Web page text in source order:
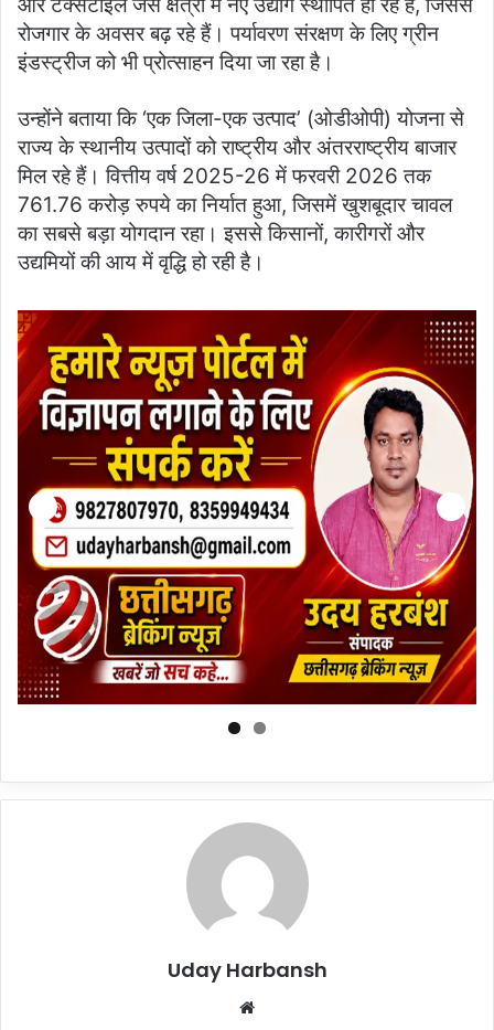
रोजगार के अवसर बढ़ रहे हैं। पर्यावरण संरक्षण के लिए ग्रीन
इंडस्ट्रीज को भी प्रोत्साहन दिया जा रहा है।
उन्होंने बताया कि ‘एक जिला-एक उत्पाद’ (ओडीओपी) योजना से
राज्य के स्थानीय उत्पादों को राष्ट्रीय और अंतरराष्ट्रीय बाजार
मिल रहे हैं। वित्तीय वर्ष 2025-26 में फरवरी 2026 तक
761.76 करोड़ रुपये का निर्यात हुआ, जिसमें खुशबूदार चावल
का सबसे बड़ा योगदान रहा। इससे किसानों, कारीगरों और
उद्यमियों की आय में वृद्धि हो रही है।
Uday Harbansh
Website